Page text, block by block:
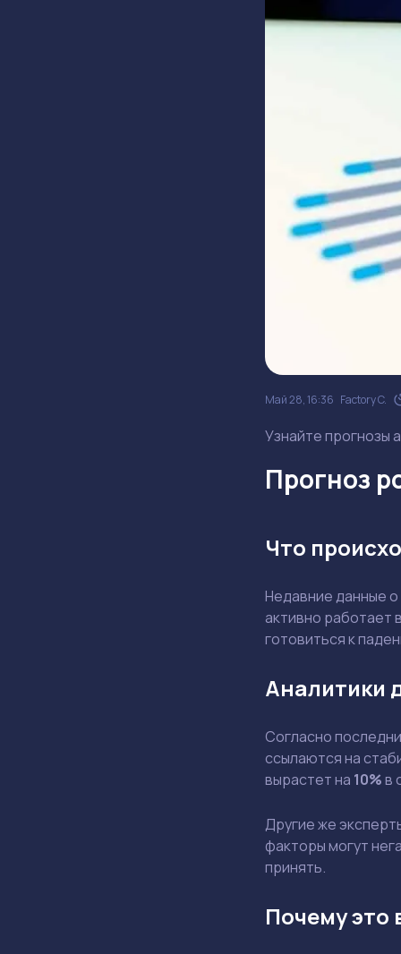
Май 28, 16:36 Factory C.
Узнайте прогнозы
Прогноз
Что
Недавние данные
активно работает
готовиться к
Аналитики
Согласно
ссылаются на
вырастет на 10%в
Другие же
факторы могут
принять.
Почему это